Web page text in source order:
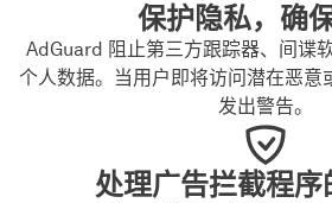
保护隐私，确
AdGuard 阻止第三方跟踪器、间谍
个人数据。当用户即将访问潜在恶意
发出警告。
处理广告拦截程序